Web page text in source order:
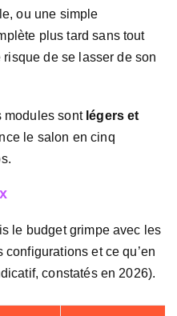
ou une simple
plus tard sans tout
risque de se lasser de son
modules sont légers et
le salon en cinq
le budget grimpe avec les
et ce qu’en
constatés en 2026).